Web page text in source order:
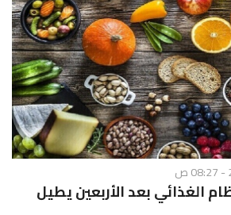
الغذائي بعد الأربعين يطيل